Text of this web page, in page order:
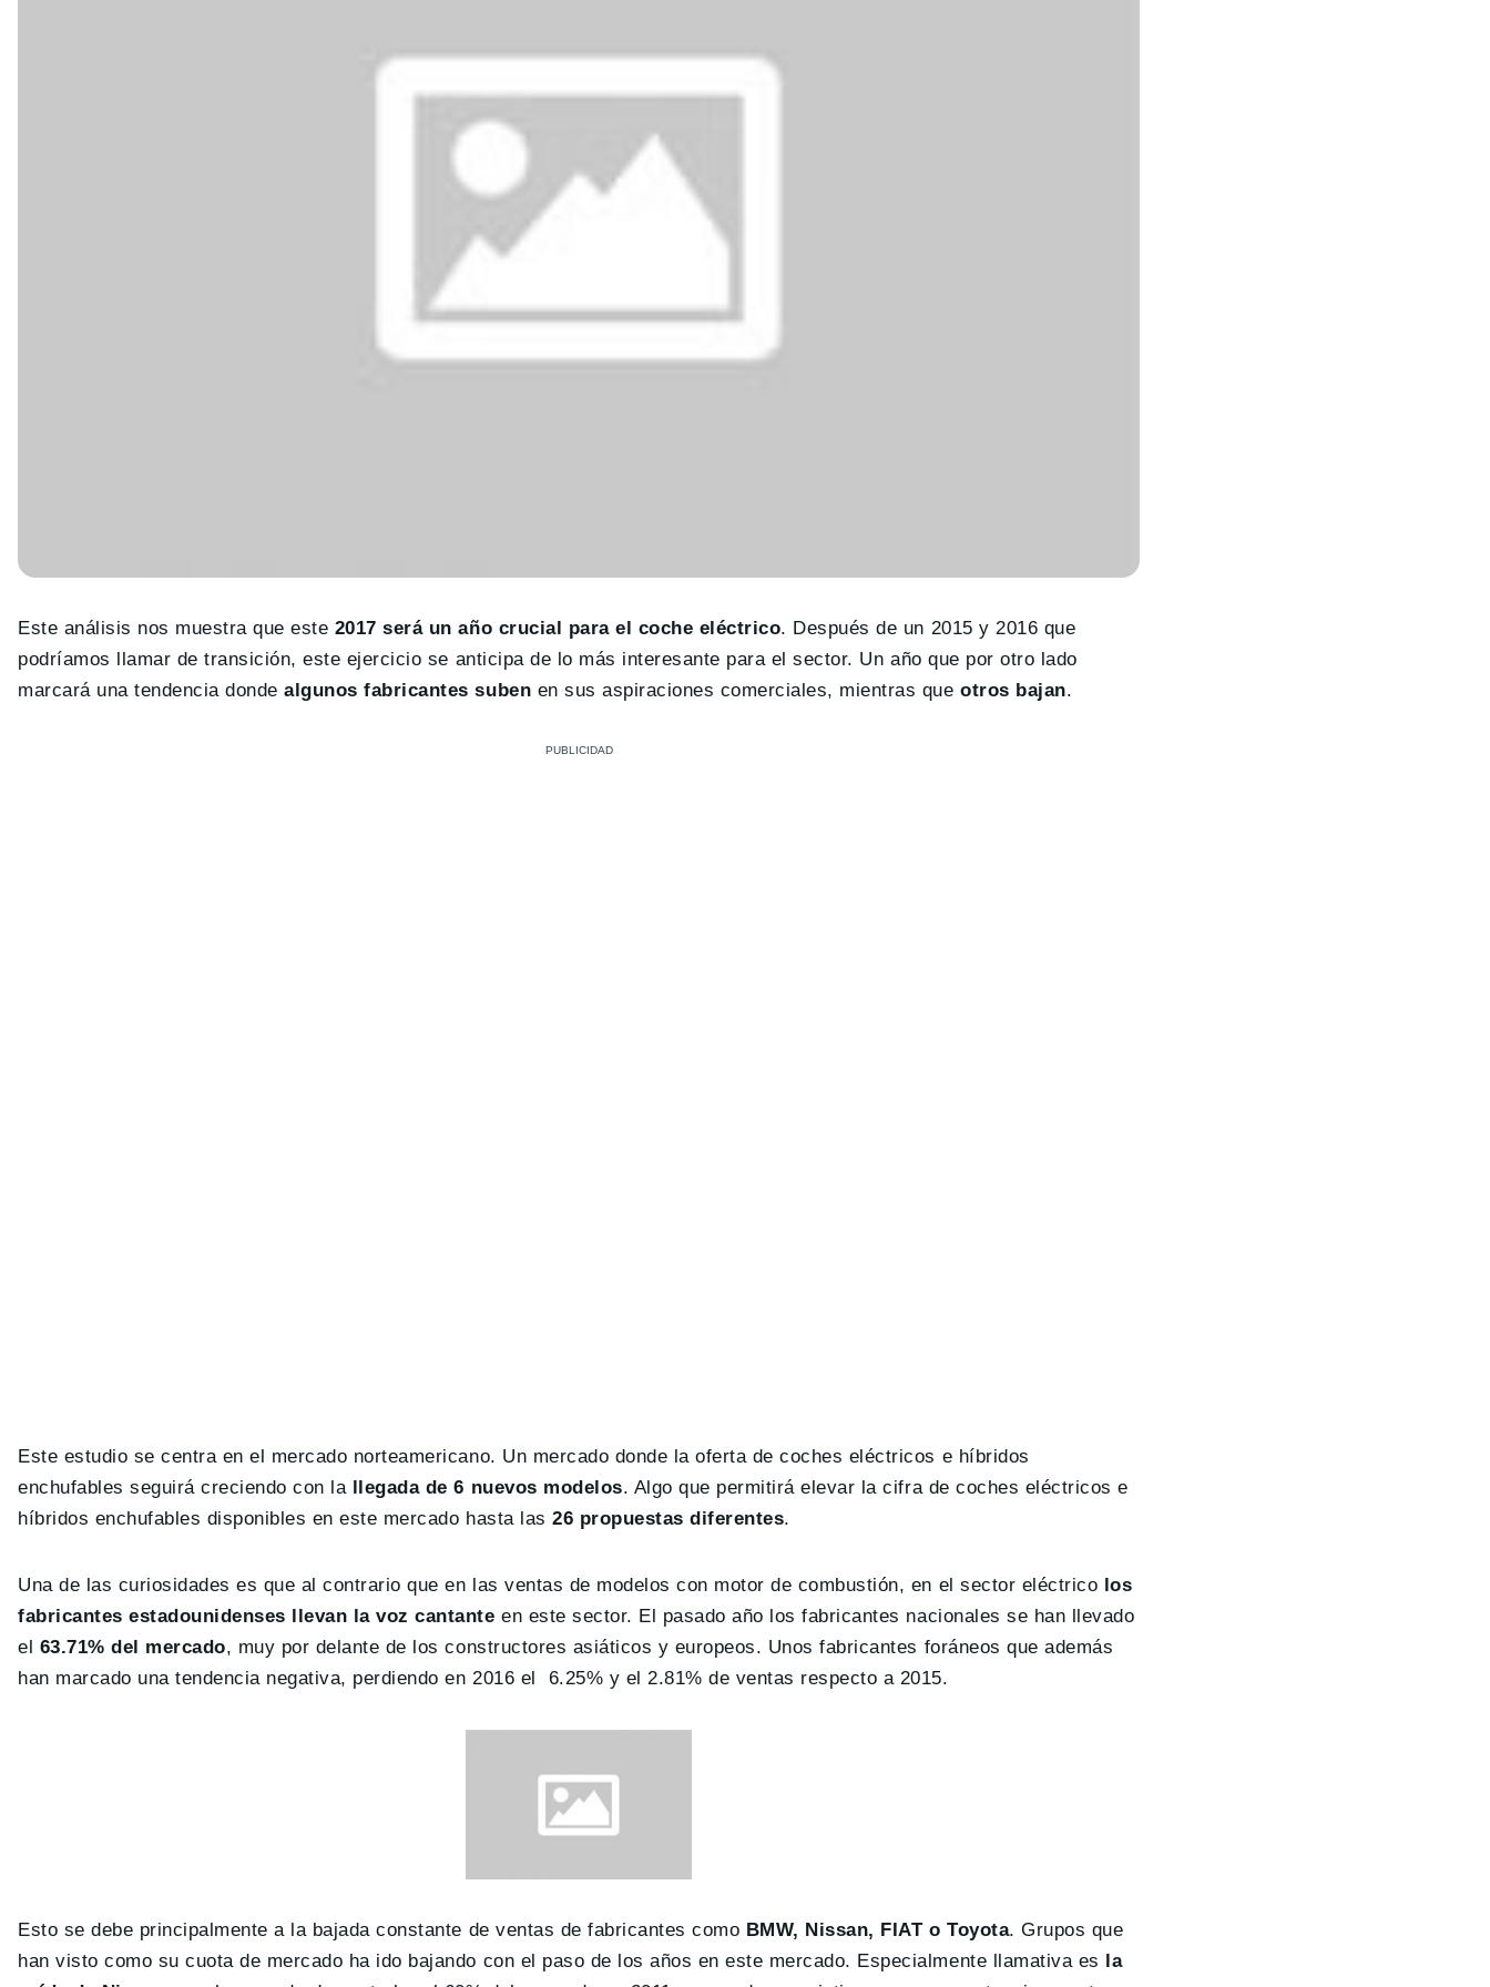
Este análisis nos muestra que este 2017 será un año crucial para el coche eléctrico. Después de un 2015 y 2016 que
podríamos llamar de transición, este ejercicio se anticipa de lo más interesante para el sector. Un año que por otro lado
marcará una tendencia donde algunos fabricantes suben en sus aspiraciones comerciales, mientras que otros bajan.
Este estudio se centra en el mercado norteamericano. Un mercado donde la oferta de coches eléctricos e híbridos
enchufables seguirá creciendo con la llegada de 6 nuevos modelos. Algo que permitirá elevar la cifra de coches eléctricos e
híbridos enchufables disponibles en este mercado hasta las 26 propuestas diferentes.
Una de las curiosidades es que al contrario que en las ventas de modelos con motor de combustión, en el sector eléctrico los
fabricantes estadounidenses llevan la voz cantante en este sector. El pasado año los fabricantes nacionales se han llevado
el 63.71% del mercado, muy por delante de los constructores asiáticos y europeos. Unos fabricantes foráneos que además
han marcado una tendencia negativa, perdiendo en 2016 el 6.25% y el 2.81% de ventas respecto a 2015.
Esto se debe principalmente a la bajada constante de ventas de fabricantes como BMW, Nissan, FIAT o Toyota. Grupos que
han visto como su cuota de mercado ha ido bajando con el paso de los años en este mercado. Especialmente llamativa es la